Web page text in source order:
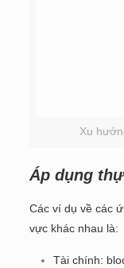
Xu
Áp dụng
Các ví dụ về các
vực khác nhau là:
Tài chính: